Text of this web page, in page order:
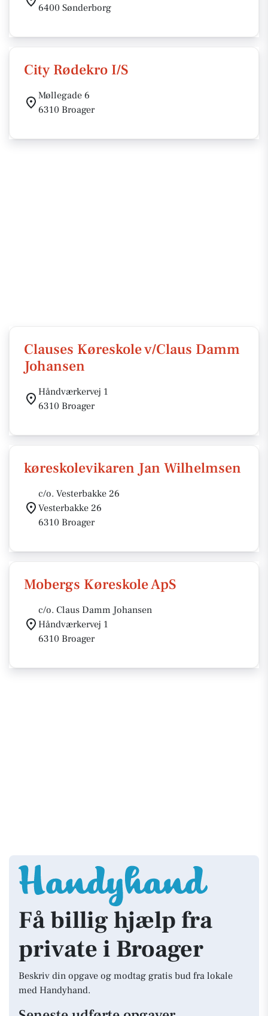
6400 Sønderborg
City Rødekro I/S
Møllegade 6
6310 Broager
Clauses Køreskole v/Claus Damm
Johansen
Håndværkervej 1
6310 Broager
køreskolevikaren Jan Wilhelmsen
c/o. Vesterbakke 26
Vesterbakke 26
6310 Broager
Mobergs Køreskole ApS
c/o. Claus Damm Johansen
Håndværkervej 1
6310 Broager
Få billig hjælp fra
private i Broager
Beskriv din opgave og modtag gratis bud fra lokale
med Handyhand.